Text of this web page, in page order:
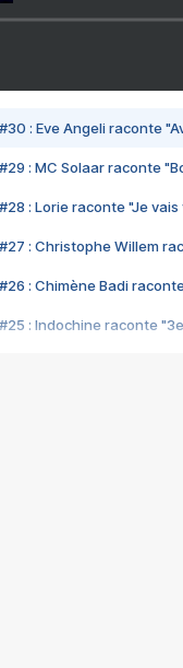
#30 : Eve Angeli raconte
#29 : MC Solaar raconte
#28 : Lorie raconte "Je vais
#27 : Christophe Willem
#26 : Chimène Badi
#25 : Indochine raconte